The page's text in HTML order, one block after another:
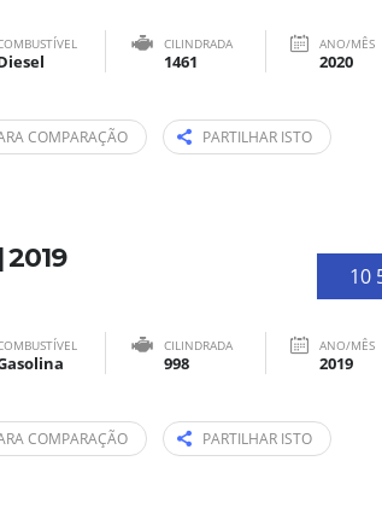
CILINDRADA
1461
ANO/MÊS
2020
COMPARAÇÃO PARTILHAR ISTO
10
2019
CILINDRADA
998
ANO/MÊS
2019
COMPARAÇÃO PARTILHAR ISTO